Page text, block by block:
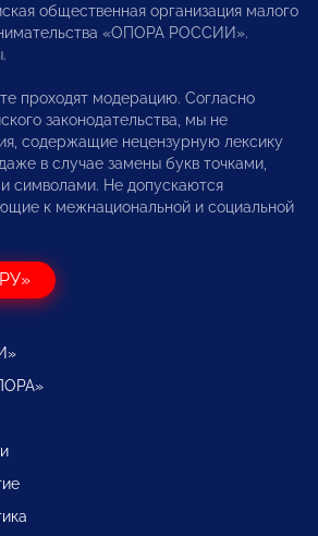
общественная организация малого
«ОПОРА РОССИИ».
проходят модерацию. Согласно
законодательства, мы не
содержащие нецензурную лексику
в случае замены букв точками,
символами. Не допускаются
к межнациональной и социальной